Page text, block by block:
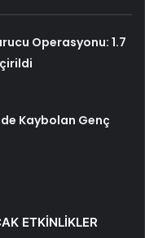
Operasyonu: 1.7
Kaybolan Genç
ETKİNLİKLER